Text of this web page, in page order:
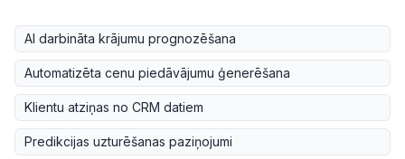
AI darbināta krājumu prognozēšana
Automatizēta cenu piedāvājumu ģenerēšana
Klientu atziņas no CRM datiem
Predikcijas uzturēšanas paziņojumi